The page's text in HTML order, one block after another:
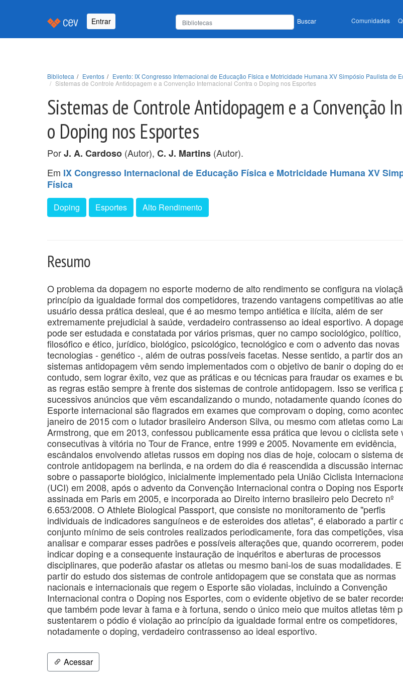
Entrar Buscar Comunidades
Biblioteca Eventos
Evento: IX Congresso Internacional de Educação Física e Motricidade Humana XV Simpósio Paulista de
Sistemas de Controle Antidopagem e a Convenção Internacional Contra o Doping nos Esportes
Sistemas de Controle Antidopagem e a Convenção
o Doping nos Esportes
PorJ. A. Cardoso (Autor), C. J. Martins (Autor).
Em IX Congresso Internacional de Educação Física e Motricidade Humana XV
Física
Doping Esportes Alto Rendimento
Resumo
O problema da dopagem no esporte moderno de alto rendimento se configura na
princípio da igualdade formal dos competidores, trazendo vantagens competitivas ao
usuário dessa prática desleal, que é ao mesmo tempo antiética e ilícita, além de ser
extremamente prejudicial à saúde, verdadeiro contrassenso ao ideal esportivo. A
pode ser estudada e constatada por vários prismas, quer no campo sociológico, político,
filosófico e ético, jurídico, biológico, psicológico, tecnológico e com o advento das novas
tecnologias - genético -, além de outras possíveis facetas. Nesse sentido, a partir dos
sistemas antidopagem vêm sendo implementados com o objetivo de banir o doping do
contudo, sem lograr êxito, vez que as práticas e ou técnicas para fraudar os exames e
as regras estão sempre à frente dos sistemas de controle antidopagem. Isso se verifica
sucessivos anúncios que vêm escandalizando o mundo, notadamente quando ícones do
Esporte internacional são flagrados em exames que comprovam o doping, como
janeiro de 2015 com o lutador brasileiro Anderson Silva, ou mesmo com atletas como
Armstrong, que em 2013, confessou publicamente essa prática que levou o ciclista sete
consecutivas à vitória no Tour de France, entre 1999 e 2005. Novamente em evidência,
escândalos envolvendo atletas russos em doping nos dias de hoje, colocam o sistema
controle antidopagem na berlinda, e na ordem do dia é reascendida a discussão
sobre o passaporte biológico, inicialmente implementado pela União Ciclista
(UCI) em 2008, após o advento da Convenção Internacional contra o Doping nos
assinada em Paris em 2005, e incorporada ao Direito interno brasileiro pelo Decreto nº
6.653/2008. O Athlete Biological Passport, que consiste no monitoramento de "perfis
individuais de indicadores sanguíneos e de esteroides dos atletas", é elaborado a partir
conjunto mínimo de seis controles realizados periodicamente, fora das competições, visa
analisar e comparar esses padrões e possíveis alterações que, quando ocorrerem,
indicar doping e a consequente instauração de inquéritos e aberturas de processos
disciplinares, que poderão afastar os atletas ou mesmo bani-los de suas modalidades.
partir do estudo dos sistemas de controle antidopagem que se constata que as normas
nacionais e internacionais que regem o Esporte são violadas, incluindo a Convenção
Internacional contra o Doping nos Esportes, com o evidente objetivo de se bater
que também pode levar à fama e à fortuna, sendo o único meio que muitos atletas têm
sustentarem o pódio é violação ao princípio da igualdade formal entre os competidores,
notadamente o doping, verdadeiro contrassenso ao ideal esportivo.
Acessar